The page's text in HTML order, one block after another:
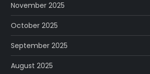
November 2025
October 2025
September 2025
August 2025